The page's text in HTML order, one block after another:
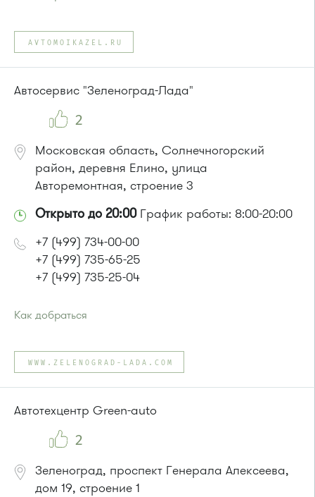
Автобус № 12.
или до остановки"Дом журналистов"
Автобусы № 45, 350.
AVTOMOIKAZEL.RU
Автосервис "Зеленоград-Лада"
2
Московская область, Солнечногорский
район, деревня Елино, улица
Авторемонтная, строение 3
Открыто до 20:00График работы: 8:00-20:00
+7 (499) 734-00-00
+7 (499) 735-65-25
+7 (499) 735-25-04
Как добраться
Автобусы № 1, 2, 7.
Маршрутка № 419м, 720м, 903
или до остановки"Оранжерея":
Маршрутка № 903
WWW.ZELENOGRAD-LADA.COM
Автотехцентр Green-auto
2
Зеленоград, проспект Генерала Алексеева,
дом 19, строение 1